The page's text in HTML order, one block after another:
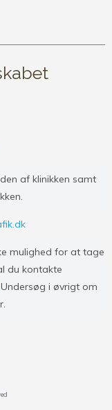
af klinikken samt
mulighed for at tage
du kontakte
Undersøg i øvrigt om